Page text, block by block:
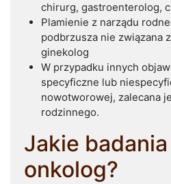
chirurg, gastroenterolog,
Plamienie z narządu
podbrzusza nie związana
ginekolog
W przypadku innych
specyficzne lub
nowotworowej, zalecana
rodzinnego.
Jakie
onkolog?